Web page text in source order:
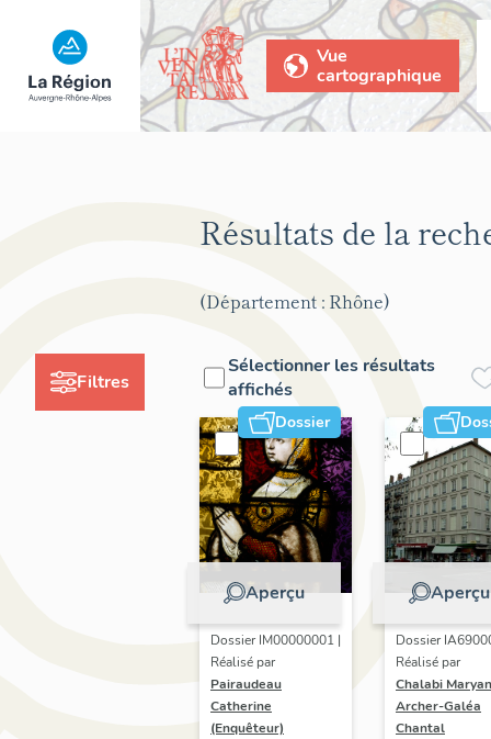
Vue
cartographique
Filtres
Résultats de la
(Département : Rhône)
Sélectionner les résultats
affichés
Dossier
Aperçu
Dossier IM00000001 |
Réalisé par
Pairaudeau
Catherine
(Enquêteur)
Aperçu
Dossier
Réalisé par
Chalabi
Archer-Galéa
Chantal